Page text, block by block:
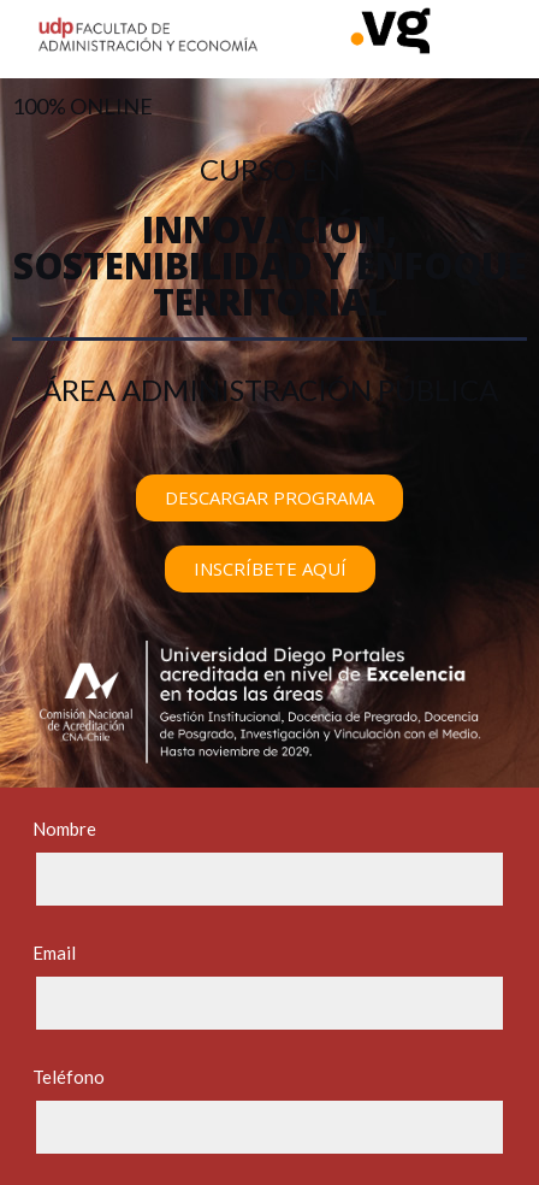
100% ONLINE
CURSO EN
INNOVACIÓN,
SOSTENIBILIDAD Y ENFOQUE
TERRITORIAL
ÁREA ADMINISTRACIÓN PÚBLICA
DESCARGAR PROGRAMA
INSCRÍBETE AQUÍ
Nombre
Email
Teléfono